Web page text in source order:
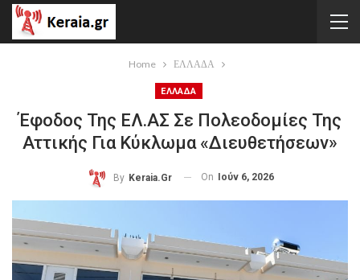
Home ΕΛΛΑΔΑ
ΕΛΛΑΔΑ
Έφοδος Της ΕΛ.ΑΣ Σε Πολεοδομίες Της
Αττικής Για Κύκλωμα «διευθετήσεων»
By Keraia.gr On Ιούν 6, 2026